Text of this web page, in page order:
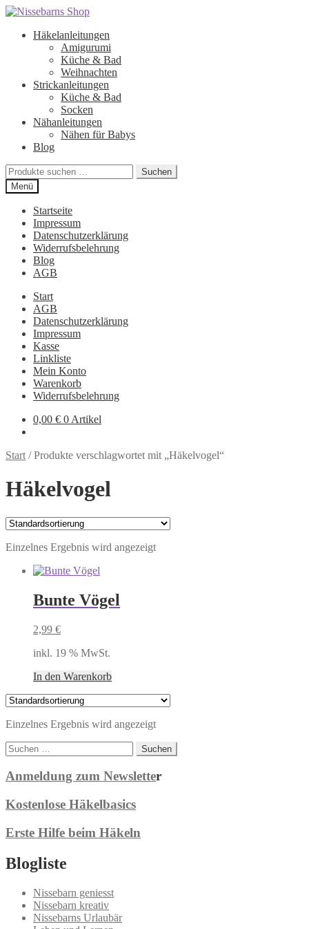
Zur
springen
Zum
springenHäkelanleitungen
Amigurumi
Küche & Bad
Weihnachten
Strickanleitungen
Küche & Bad
Socken
Nähanleitungen
Nähen für Babys
Blog
Suchen
nach:
Suchen
Menü
Startseite
Impressum
Datenschutzerklärung
Widerrufsbelehrung
Blog
AGB
Start
AGB
Datenschutzerklärung
Impressum
Kasse
Linkliste
Mein Konto
Warenkorb
Widerrufsbelehrung
0,00 € 0 Artikel
Start /Produkte verschlagwortet mit „Häkelvogel“
Häkelvogel
Einzelnes Ergebnis wird angezeigt
Bunte Vögel
2,99 €
inkl. 19 % MwSt.
In den Warenkorb
Einzelnes Ergebnis wird angezeigt
Suchen
nach:
Anmeldung zum Newsletter
Kostenlose Häkelbasics
Erste Hilfe beim Häkeln
Blogliste
Nissebarn geniesst
Nissebarn kreativ
Nissebarns Urlaubär